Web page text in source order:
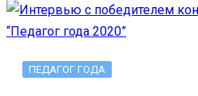
ПЕДАГОГ ГОДА